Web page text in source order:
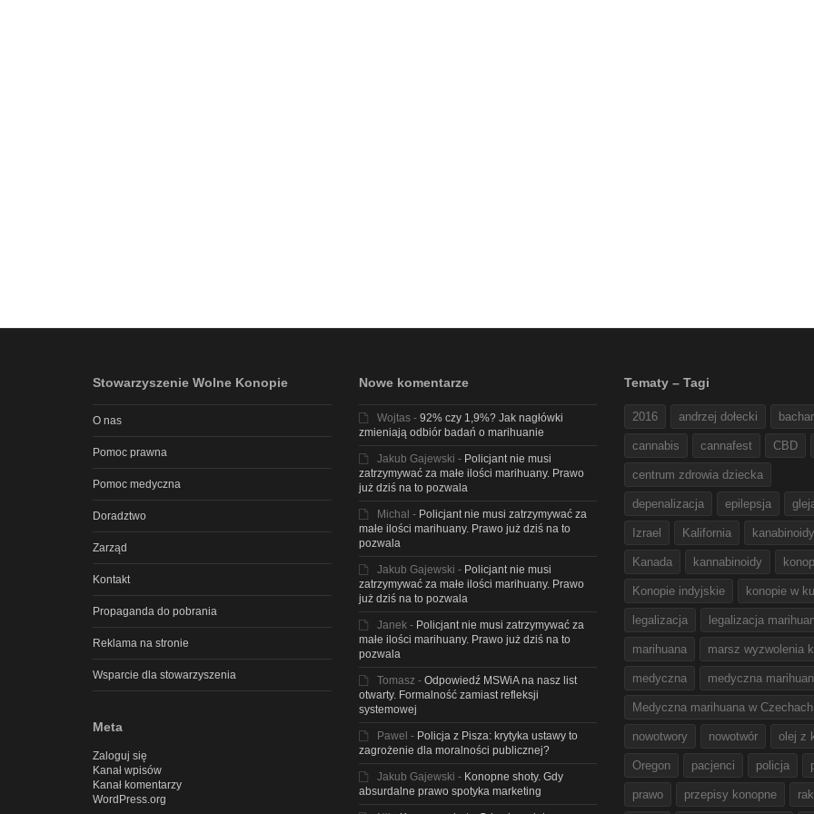
Stowarzyszenie Wolne Konopie
O nas
Pomoc prawna
Pomoc medyczna
Doradztwo
Zarząd
Kontakt
Propaganda do pobrania
Reklama na stronie
Wsparcie dla stowarzyszenia
Meta
Zaloguj się
Kanał wpisów
Kanał komentarzy
WordPress.org
Nowe komentarze
Wojtas- 92% czy 1,9%? Jak nagłówki
zmieniają odbiór badań o marihuanie
Jakub Gajewski - Policjant nie musi
zatrzymywać za małe ilości marihuany. Prawo
już dziś na to pozwala
Michal - Policjant nie musi zatrzymywać za
małe ilości marihuany. Prawo już dziś na to
pozwala
Jakub Gajewski - Policjant nie musi
zatrzymywać za małe ilości marihuany. Prawo
już dziś na to pozwala
Janek- Policjant nie musi zatrzymywać za
małe ilości marihuany. Prawo już dziś na to
pozwala
Tomasz- Odpowiedź MSWiA na nasz list
otwarty. Formalność zamiast refleksji
systemowej
Pawel - Policja z Pisza: krytyka ustawy to
zagrożenie dla moralności publicznej?
Jakub Gajewski - Konopne shoty. Gdy
absurdalne prawo spotyka marketing
Tematy – Tagi
2016 andrzej dołecki
cannabis cannafest CBD
centrum zdrowia dziecka
depenalizacja epilepsja
Izrael Kalifornia kanabinoidy
Kanada kannabinoidy
Konopie indyjskie konopie w
legalizacja legalizacja
marihuana marsz wyzwolenia
medyczna medyczna
Medyczna marihuana w Czechach
nowotwory nowotwór olej z
Oregon pacjenci policja
prawo przepisy konopne rak